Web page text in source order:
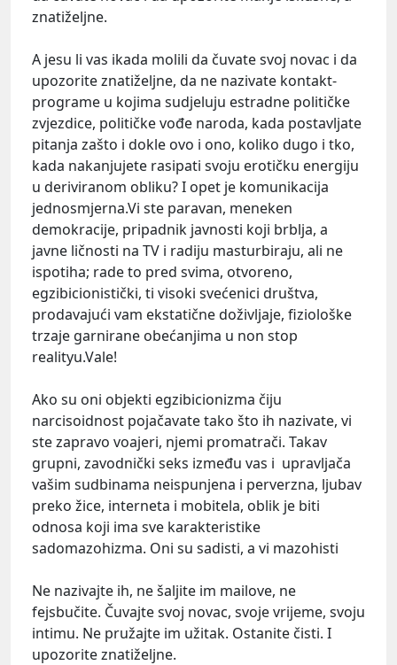
znatiželjne.
A jesu li vas ikada molili da čuvate svoj novac i da
upozorite znatiželjne, da ne nazivate kontakt-
programe u kojima sudjeluju estradne političke
zvjezdice, političke vođe naroda, kada postavljate
pitanja zašto i dokle ovo i ono, koliko dugo i tko,
kada nakanjujete rasipati svoju erotičku energiju
u deriviranom obliku? I opet je komunikacija
jednosmjerna.Vi ste paravan, meneken
demokracije, pripadnik javnosti koji brblja, a
javne ličnosti na TV i radiju masturbiraju, ali ne
ispotiha; rade to pred svima, otvoreno,
egzibicionistički, ti visoki svećenici društva,
prodavajući vam ekstatične doživljaje, fiziološke
trzaje garnirane obećanjima u non stop
realityu.Vale!
Ako su oni objekti egzibicionizma čiju
narcisoidnost pojačavate tako što ih nazivate, vi
ste zapravo voajeri, njemi promatrači. Takav
grupni, zavodnički seks između vas i upravljača
vašim sudbinama neispunjena i perverzna, ljubav
preko žice, interneta i mobitela, oblik je biti
odnosa koji ima sve karakteristike
sadomazohizma. Oni su sadisti, a vi mazohisti
Ne nazivajte ih, ne šaljite im mailove, ne
fejsbučite. Čuvajte svoj novac, svoje vrijeme, svoju
intimu. Ne pružajte im užitak. Ostanite čisti. I
upozorite znatiželjne.